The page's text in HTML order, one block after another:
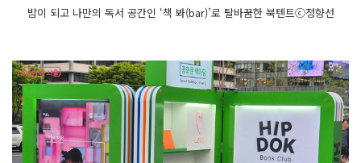
밤이 되고 나만의 독서 공간인 ‘책 봐(bar)’로 탈바꿈한 북텐트ⓒ정향선